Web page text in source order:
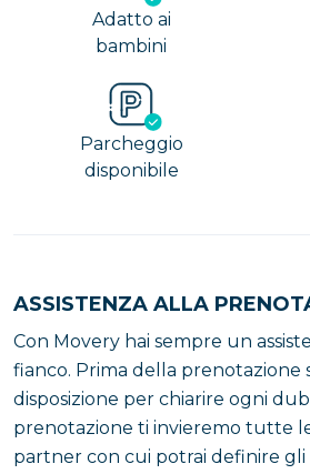
Adatto ai
bambini
Parcheggio
disponibile
ASSISTENZA ALLA
Con Movery hai sempre un
fianco. Prima della prenotazione
disposizione per chiarire ogni
prenotazione ti invieremo tutte
partner con cui potrai definire